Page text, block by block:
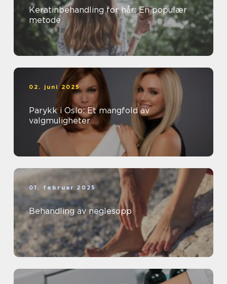
Keratinbehandling for hår: En populær
metode
02. juni 2025
Parykk i Oslo: Et mangfold av
valgmuligheter
01. februar 2025
Behandling av neglesopp